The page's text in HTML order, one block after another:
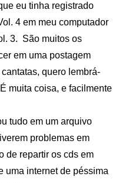
eu tinha registrado
4 em meu computador
3. São muitos os
em uma postagem
quero lembrá-
muita coisa, e facilmente
tudo em um arquivo
problemas em
de repartir os cds em
uma internet de péssima